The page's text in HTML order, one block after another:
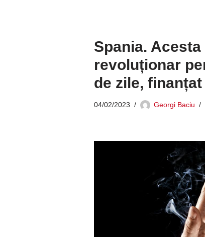
Spania.
revoluționar
de zile,
04/02/2023 Georgi Baciu